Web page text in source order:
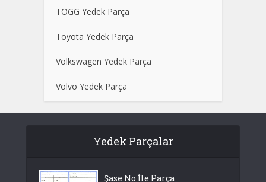
TOGG Yedek Parça
Toyota Yedek Parça
Volkswagen Yedek Parça
Volvo Yedek Parça
Yedek Parçalar
Şase No İle Parça